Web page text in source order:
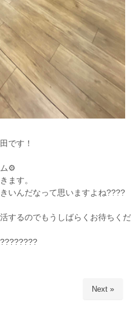
です！
ム⚙
ます。
いんだなって思いますよね????
するのでもうしばらくお待ちくだ
Next »